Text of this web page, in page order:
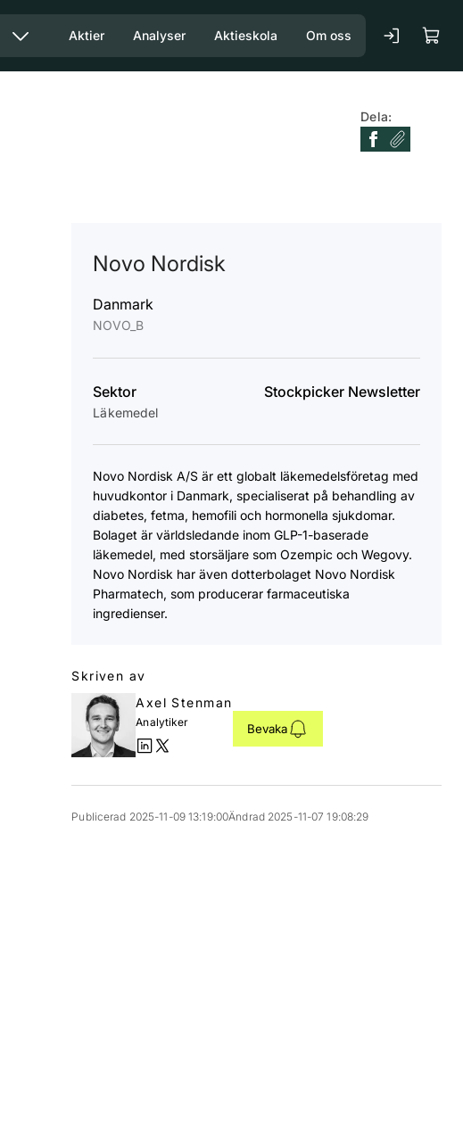
Aktier Analyser Aktieskola Om oss
Dela:
Novo Nordisk
Danmark
NOVO_B
Sektor
Läkemedel
Stockpicker Newsletter
Novo Nordisk A/S är ett globalt läkemedelsföretag med
huvudkontor i Danmark, specialiserat på behandling av
diabetes, fetma, hemofili och hormonella sjukdomar.
Bolaget är världsledande inom GLP-1-baserade
läkemedel, med storsäljare som Ozempic och Wegovy.
Novo Nordisk har även dotterbolaget Novo Nordisk
Pharmatech, som producerar farmaceutiska
ingredienser.
Skriven av
Axel Stenman
Analytiker Bevaka
Publicerad 2025-11-09 13:19:00Ändrad 2025-11-07 19:08:29